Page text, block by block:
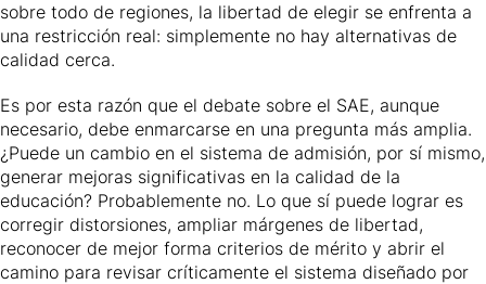
sobre todo de regiones, la libertad de elegir se enfrenta a
una restricción real: simplemente no hay alternativas de
calidad cerca.
Es por esta razón que el debate sobre el SAE, aunque
necesario, debe enmarcarse en una pregunta más amplia.
¿Puede un cambio en el sistema de admisión, por sí mismo,
generar mejoras significativas en la calidad de la
educación? Probablemente no. Lo que sí puede lograr es
corregir distorsiones, ampliar márgenes de libertad,
reconocer de mejor forma criterios de mérito y abrir el
camino para revisar críticamente el sistema diseñado por